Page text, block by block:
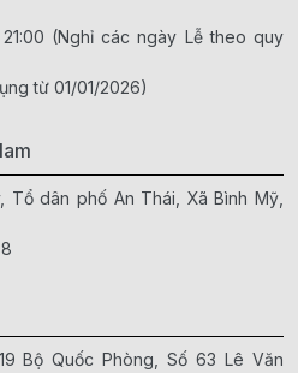
(Nghỉ các ngày Lễ theo quy
từ 01/01/2026)
dân phố An Thái, Xã Bình Mỹ,
Bộ Quốc Phòng, Số 63 Lê Văn